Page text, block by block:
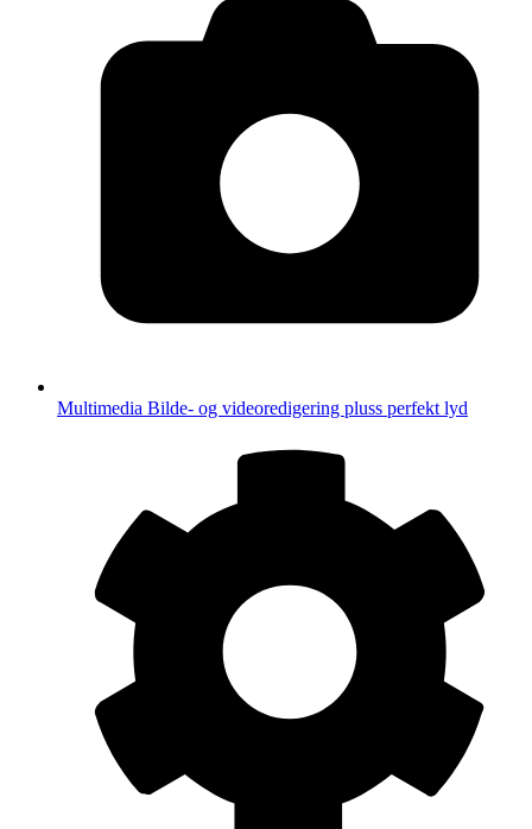
Multimedia Bilde- og videoredigering pluss perfekt lyd